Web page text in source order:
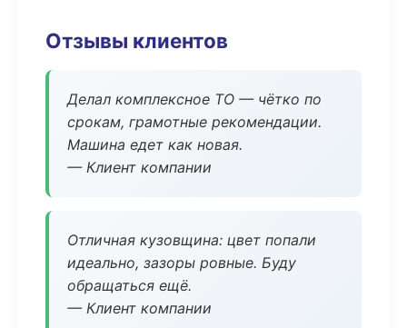
Отзывы клиентов
Делал комплексное ТО — чётко по
срокам, грамотные рекомендации.
Машина едет как новая.
— Клиент компании
Отличная кузовщина: цвет попали
идеально, зазоры ровные. Буду
обращаться ещё.
— Клиент компании